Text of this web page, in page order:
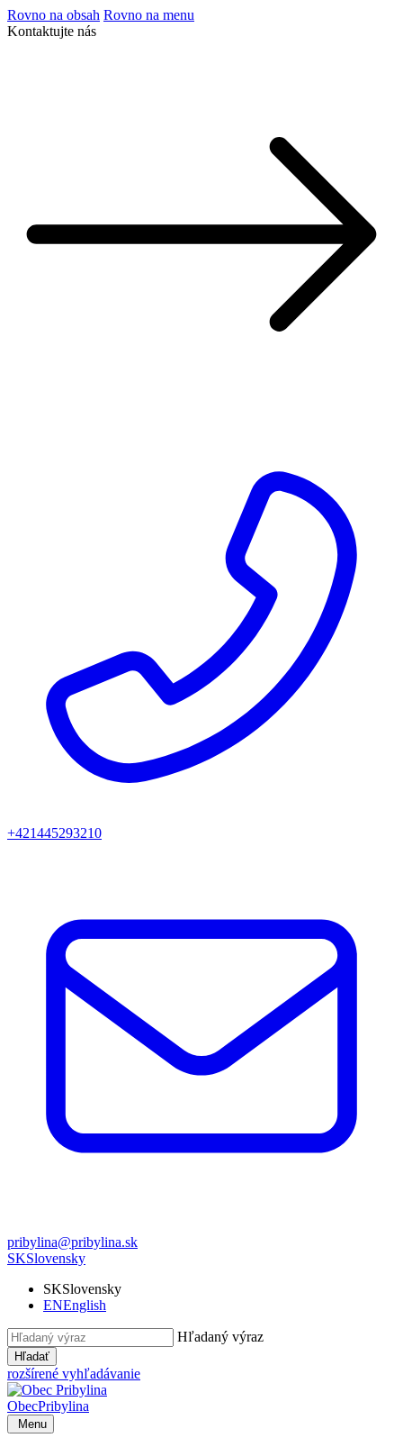
Rovno na obsah Rovno na menu
Kontaktujte nás
+421445293210
pribylina@pribylina.sk
SKSlovensky
SKSlovensky
ENEnglish
Hľadaný výraz
Hľadať
rozšírené vyhľadávanie
ObecPribylina
Menu